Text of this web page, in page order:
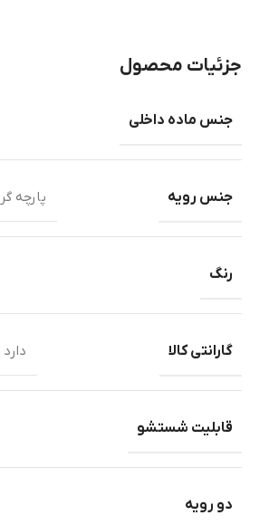
جزئیات محصول
جنس ماده داخلی
جنس رویه پارچه
رنگ
گارانتی کالا
قابلیت شستشو
دو رویه